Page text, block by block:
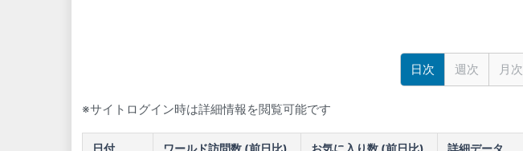
日次 週次 月次
※サイトログイン時は詳細情報を閲覧可能です